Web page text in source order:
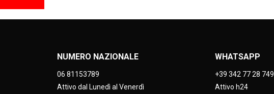
NUMERO NAZIONALE
06 81153789
Attivo dal Lunedì al Venerdì
WHATSAPP
+39 342 77 28 749
Attivo h24